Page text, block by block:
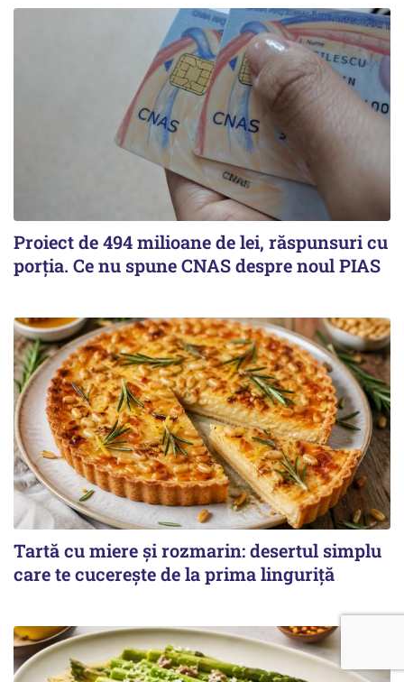
Proiect de 494 milioane de lei, răspunsuri cu
porția. Ce nu spune CNAS despre noul PIAS
Tartă cu miere și rozmarin: desertul simplu
care te cucerește de la prima linguriță